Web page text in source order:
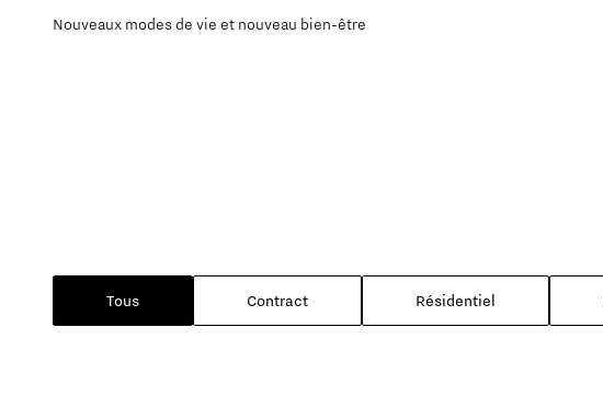
Nouveaux modes de vie et nouveau bien-être
Tous Contract Résidentiel